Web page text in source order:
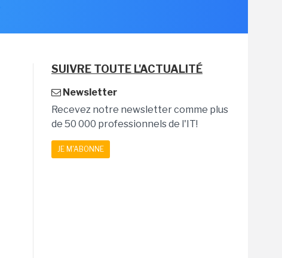
SUIVRE TOUTE L'ACTUALITÉ
Newsletter
Recevez notre newsletter comme plus
de 50 000 professionnels de l'IT!
JE M'ABONNE